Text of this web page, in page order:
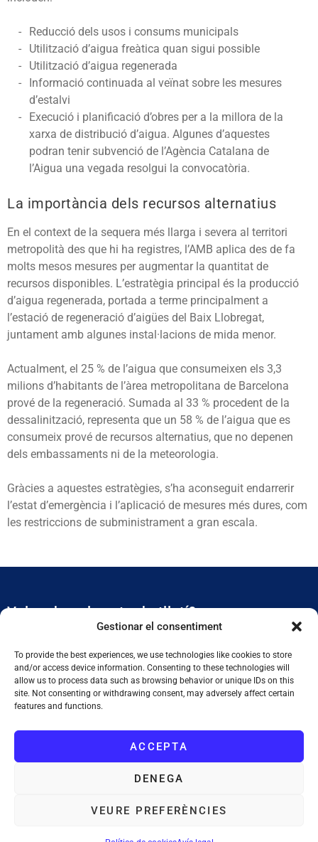
Gestionar el consentiment
To provide the best experiences, we use technologies like cookies to store
and/or access device information. Consenting to these technologies will
allow us to process data such as browsing behavior or unique IDs on this
site. Not consenting or withdrawing consent, may adversely affect certain
features and functions.
ACCEPTA
DENEGA
VEURE PREFERÈNCIES
Reducció dels usos i consums municipals
Utilització d’aigua freàtica quan sigui possible
Utilització d’aigua regenerada
Informació continuada al veïnat sobre les mesures
d’estalvi
Execució i planificació d’obres per a la millora de la
xarxa de distribució d’aigua. Algunes d’aquestes
podran tenir subvenció de l’Agència Catalana de
l’Aigua una vegada resolgui la convocatòria.
La importància dels recursos alternatius
En el context de la sequera més llarga i severa al territori
metropolità des que hi ha registres, l’AMB aplica des de fa
molts mesos mesures per augmentar la quantitat de
recursos disponibles. L’estratègia principal és la producció
d’aigua regenerada, portada a terme principalment a
l’estació de regeneració d’aigües del Baix Llobregat,
juntament amb algunes instal·lacions de mida menor.
Actualment, el 25 % de l’aigua que consumeixen els 3,3
milions d’habitants de l’àrea metropolitana de Barcelona
prové de la regeneració. Sumada al 33 % procedent de la
dessalinització, representa que un 58 % de l’aigua que es
consumeix prové de recursos alternatius, que no depenen
dels embassaments ni de la meteorologia.
Gràcies a aquestes estratègies, s’ha aconseguit endarrerir
l’estat d’emergència i l’aplicació de mesures més dures, com
les restriccions de subministrament a gran escala.
Vols rebre el nostre butlletí?
Et mantidrem al dia de tota l’actualitat municipal
Política de Privacitat
SUBSCRIURE'M